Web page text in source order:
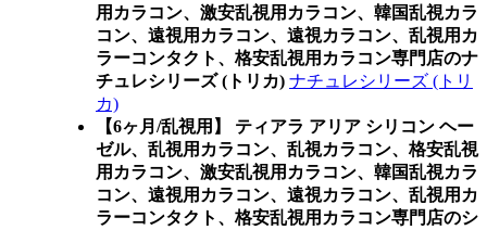
用カラコン、激安乱視用カラコン、韓国乱視カラ
コン、遠視用カラコン、遠視カラコン、乱視用カ
ラーコンタクト、格安乱視用カラコン専門店のナ
チュレシリーズ (トリカ) ナチュレシリーズ (トリ
カ)
【6ヶ月/乱視用】 ティアラ アリア シリコン ヘー
ゼル、乱視用カラコン、乱視カラコン、格安乱視
用カラコン、激安乱視用カラコン、韓国乱視カラ
コン、遠視用カラコン、遠視カラコン、乱視用カ
ラーコンタクト、格安乱視用カラコン専門店のシ